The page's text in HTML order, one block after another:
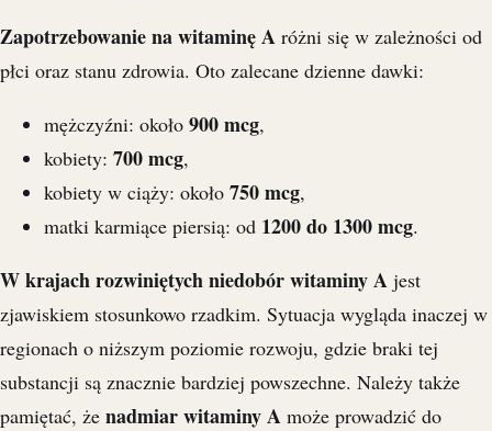
Zapotrzebowanie na witaminę A różni się w zależności od
płci oraz stanu zdrowia. Oto zalecane dzienne dawki:
mężczyźni: około 900 mcg,
kobiety: 700 mcg,
kobiety w ciąży: około 750 mcg,
matki karmiące piersią: od 1200 do 1300 mcg.
W krajach rozwiniętych niedobór witaminy A jest
zjawiskiem stosunkowo rzadkim. Sytuacja wygląda inaczej w
regionach o niższym poziomie rozwoju, gdzie braki tej
substancji są znacznie bardziej powszechne. Należy także
pamiętać, że nadmiar witaminy A może prowadzić do